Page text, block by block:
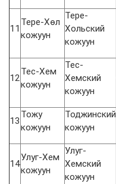
11
Тере-Хөл
кожуун
Тере-
Хольский
кожуун
12
Тес-Хем
кожуун
Тес-
Хемский
кожуун
13
Тожу
кожуун
Тоджинский
кожуун
14
Улуг-Хем
кожуун
Улуг-
Хемский
кожуун